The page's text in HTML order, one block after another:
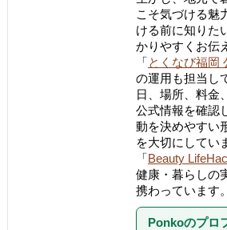
こそ気づける魅
ける前に知りた
かりやすくお伝
「とくなび福岡
の運用も担当し
日、場所、料金
公式情報を確認
動を決めやすい
を大切にしてい
「Beauty
健康・暮らしの
携わっています。
Ponkoのプロ